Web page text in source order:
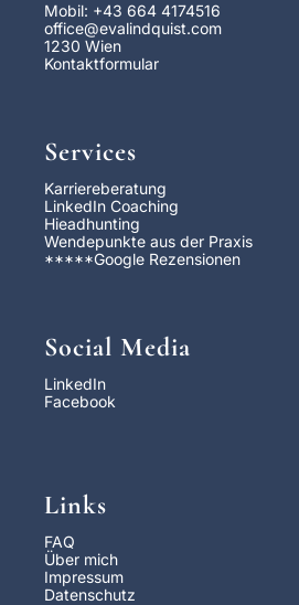
Mobil: +43 664 4174516
office@evalindquist.com
1230 Wien
Kontaktformular
Services
Karriereberatung
LinkedIn Coaching
Hieadhunting
Wendepunkte aus der Praxis
*****Google Rezensionen
Social Media
LinkedIn
Facebook
Links
FAQ
Über mich
Impressum
Datenschutz